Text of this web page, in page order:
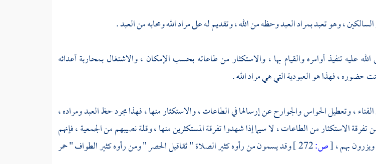
، وهو تعبد بمراد العبد وحظه من الله ، وتقديم له على مراد الله ومحابه من العبد .
عليه تنفيذ أوامره والقيام بها ، والاستكثار من طاعاته بحسب الإمكان ، والاشتغال بمحاربة أعدائه
حضوره ، فهذا هو العبودية التي هي مراد الله .
الفناء ، وتعطيل الحواس والجوارح عن إرسالها في الطاعات ، والاستكثار منها ، فهذا مجرد حظ العبد ومراده ،
الاستكثار من الطاعات ، لا سيما إذا شهدوا تفرقة المستكثرين منها ، وقلة نصيبهم من الجمعية ، فإنهم
بهم ،[ص:
وقد يسمون من رأوه كثير الصلاة " ثقاقيل الحصر " ومن رأوه كثير الطواف " حمر